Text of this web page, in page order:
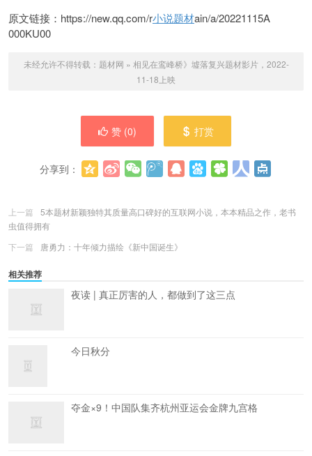
原文链接：https://new.qq.com/r小说题材ain/a/20221115A
000KU00
未经允许不得转载： 题材网 » 相见在鸾峰桥》墟落复兴题材影片，2022-
11-18上映
赞 (0) 打赏
分享到：
上一篇
5本题材新颖独特其质量高口碑好的互联网小说，本本精品之作，老书
虫值得拥有
下一篇
唐勇力：十年倾力描绘《新中国诞生》
相关推荐
夜读 | 真正厉害的人，都做到了这三点
今日秋分
夺金×9！中国队集齐杭州亚运会金牌九宫格